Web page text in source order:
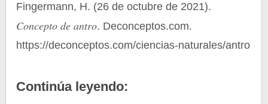
Fingermann, H. (26 de octubre de 2021).
Concepto de antro. Deconceptos.com.
https://deconceptos.com/ciencias-naturales/antro
Continúa leyendo: